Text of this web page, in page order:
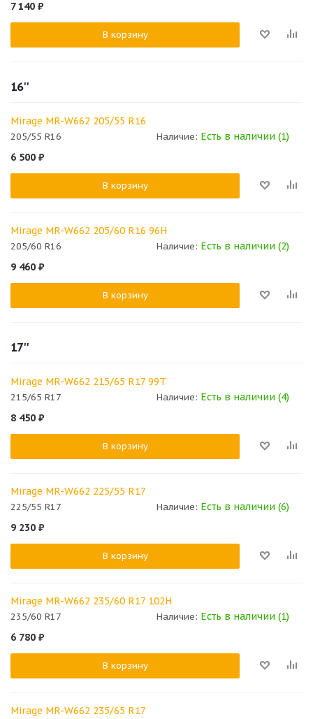
7 140 ₽
В корзину
16''
Mirage MR-W662 205/55 R16
205/55 R16 Наличие: Есть в наличии (1)
6 500 ₽
В корзину
Mirage MR-W662 205/60 R16 96H
205/60 R16 Наличие: Есть в наличии (2)
9 460 ₽
В корзину
17''
Mirage MR-W662 215/65 R17 99T
215/65 R17 Наличие: Есть в наличии (4)
8 450 ₽
В корзину
Mirage MR-W662 225/55 R17
225/55 R17 Наличие: Есть в наличии (6)
9 230 ₽
В корзину
Mirage MR-W662 235/60 R17 102H
235/60 R17 Наличие: Есть в наличии (1)
6 780 ₽
В корзину
Mirage MR-W662 235/65 R17